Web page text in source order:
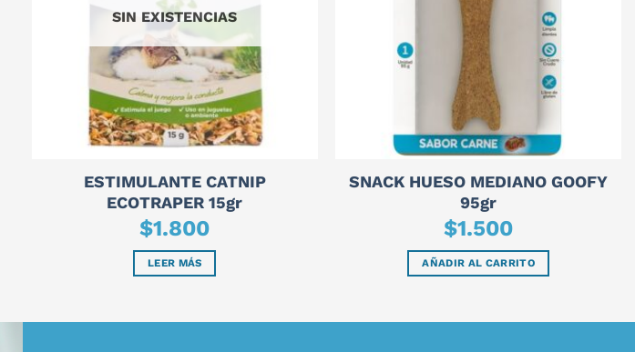
SIN EXISTENCIAS
ESTIMULANTE CATNIP
ECOTRAPER 15gr
$1.800
LEER MÁS
SNACK HUESO MEDIANO GOOFY
95gr
$1.500
AÑADIR AL CARRITO